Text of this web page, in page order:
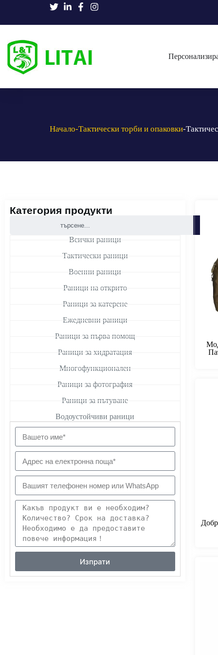
Начало-Тактически торби и опаковки-
Категория продукти
Всички раници
Тактически раници
Военни раници
Раници на открито
Раници за катерене
Ежедневни раници
Раници за първа помощ
Раници за хидратация
Многофункционален
Раници за фотография
Раници за пътуване
Водоустойчиви раници
Изпрати